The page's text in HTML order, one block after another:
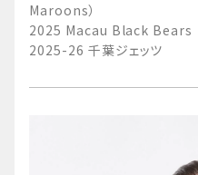
Maroons）
2025 Macau Black Bears
2025-26 千葉ジェッツ